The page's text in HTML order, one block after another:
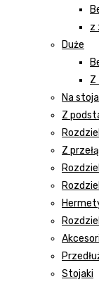
z
Duże
Z
Na
Z
Z
Stojaki